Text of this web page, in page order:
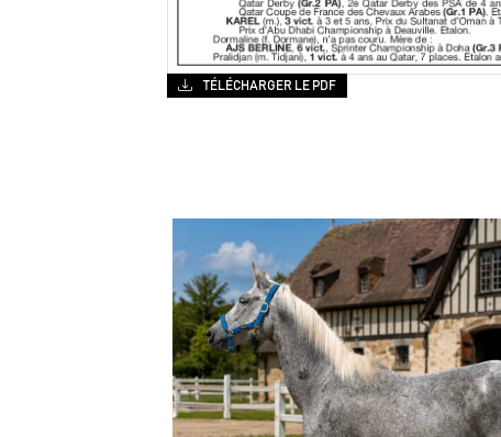
TÉLÉCHARGER LE PDF